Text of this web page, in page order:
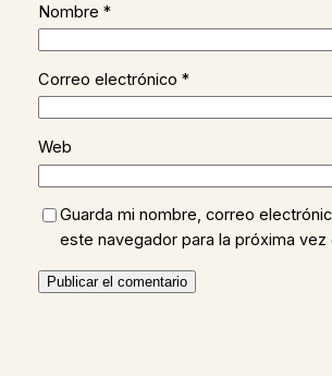
Nombre *
Correo electrónico *
Web
Guarda mi nombre, correo
este navegador para la próxima vez